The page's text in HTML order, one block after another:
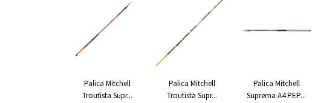
Palica Mitchell
Troutista Supr...
Palica Mitchell
Troutista Supr...
Palica Mitchell
Suprema A4 PEP...